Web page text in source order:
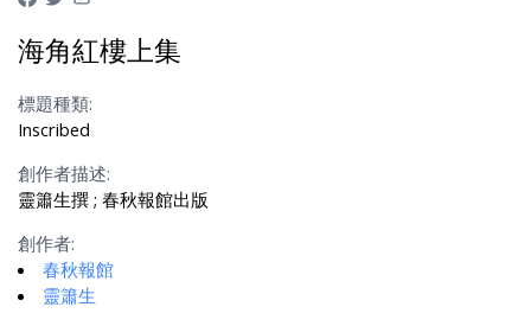
海角紅樓上集
標題種類:
Inscribed
創作者描述:
靈簫生撰 ; 春秋報館出版
創作者:
春秋報館
靈簫生